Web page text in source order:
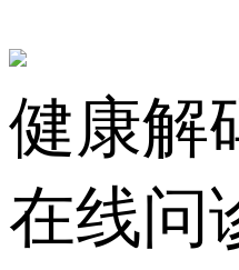
健康解
在线问